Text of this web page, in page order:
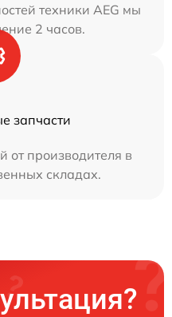
техники AEG мы
2 часов.
запчасти
от производителя в
складах.